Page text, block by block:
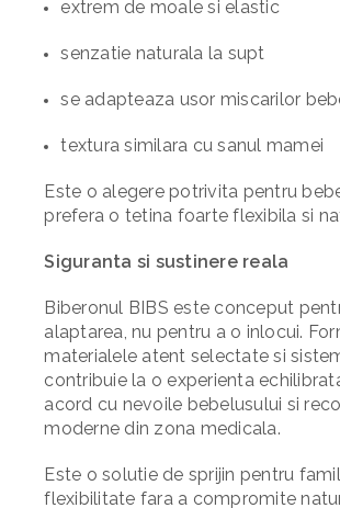
extrem de moale si elastic
senzatie naturala la supt
se adapteaza usor miscarilor
textura similara cu sanul mamei
Este o alegere potrivita pentru
prefera o tetina foarte flexibila si
Siguranta si sustinere reala
Biberonul BIBS este conceput
alaptarea, nu pentru a o inlocui.
materialele atent selectate si
contribuie la o experienta
acord cu nevoile bebelusului si
moderne din zona medicala.
Este o solutie de sprijin pentru
flexibilitate fara a compromite